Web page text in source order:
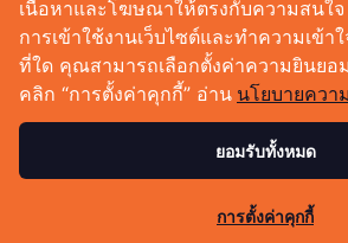
Sustainable
Videos
Podcast
© Copyright 2026 :Techsauce All
เนื้อหาและโฆษณาให้ตรงกับความสนใจ
การเข้าใช้งานเว็บไซต์และทำความเข้า
ที่ใด คุณสามารถเลือกตั้งค่าความยินยอ
คลิก “การตั้งค่าคุกกี้” อ่าน นโยบายควา
ยอมรับทั้งหมด
การตั้งค่าคุกกี้